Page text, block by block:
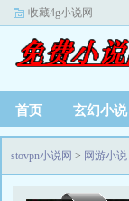
收藏4g小说网
首页 玄幻小说
stovpn小说网 > 网游小说